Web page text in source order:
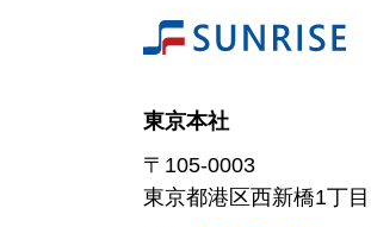
東京本社
〒105-0003
東京都港区西新橋1丁